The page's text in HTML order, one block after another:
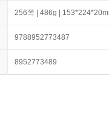
256쪽 | 486g |
9788952773487
8952773489